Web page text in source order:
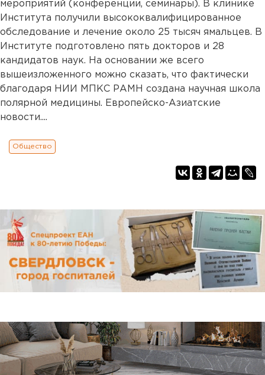
мероприятий (конференции, семинары). В клинике
Института получили высококвалифицированное
обследование и лечение около 25 тысяч ямальцев. В
Институте подготовлено пять докторов и 28
кандидатов наук. На основании же всего
вышеизложенного можно сказать, что фактически
благодаря НИИ МПКС РАМН создана научная школа
полярной медицины. Европейско-Азиатские
новости....
Общество